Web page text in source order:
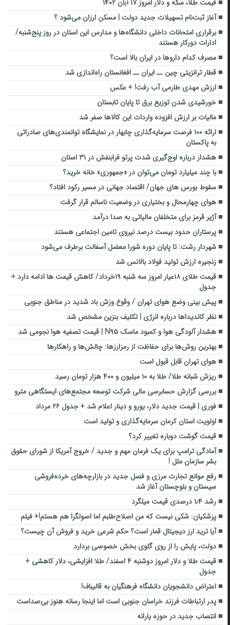
قیمت طلا، سکه و دلار امروز ۱۷ آبان ۱۴۰۲
آغاز ثبت‌نام تسهیلات جدید دولت | مسکن ارزان ‌می‌شود ؟
برقراری امتحانات داخلی دانشگاه‌ها و مدارس این استان در روز پنج‌شنبه/
ادارات دورکار هستند
مصرف کدام داروها در ایران بالا است؟
قطار ترانزیتی چین ــ ایران ــ افغانستان راه‌اندازی شد
ارزش مهدی طارمی آب رفت! + عکس
خورشیدی شدن توزیع برق تا پایان تابستان
مالیات بر ارزش افزوده واردات این کالاها صفر شد
ارائه ۱۰۰ فرصت سرمایه‌گذاری چابهار در نمایشگاه توانمندی‌های صادراتی
به پاکستان
هشدار درباره اوج‌گیری شدت پرتو فرابنفش در ۳۱ استان
با چند میلیارد تومان می‌توان در «جمهوری» خانه خرید؟
سقوط بورس های جهان/ اقتصاد جهانی در مسیر رکود افتاد؟
هوای چهارمحال و بختیاری در وضعیت ناسالم قرار گرفت
آژیر قرمز برای متخلفان مالیاتی به صدا درآمد
پرستاران حدود بیست درصد نیروی تامین اجتماعی هستند
شهردار رشت: تا پایان دوره شورا معضل آسفالت برطرف می‌شود
زنجیره ارزش تولید فولاد بالانس شد
قیمت طلای ۱۸عیار امروز سه شنبه ۱۹خرداد/ کاهش قیمت ها ادامه دارد +
جدول
پیش بینی وضع هوای تهران / وقوع وزش باد شدید در مناطق جنوبی
نظر کاندیداها درباره انرژی | تکلیف بنزین مشخص شد
هشدار آلودگی هوا و کمبود ماسک N۹۵ | قیمت تصفیه هوا نجومی شد
بهترین روش‌ها برای حفاظت از رمزارزها: چالش‌ها و راهکارها
هوای تهران قابل قبول است
ریزش شبانه طلا/ طلا به ۱۰ میلیون و ۴۰۰ هزار تومان رسید
بررسی گزارش حسابرسی مالی شرکت توسعه مجتمع‌های ایستگاهی مترو
فوری | قیمت جدید دلار، یورو و دینار اعلام شد + جدول ۲۶ مرداد
اولویت استان کرمان سرمایه‌گذاری و تولید است
قیمت گوشت دوباره تغییر کرد؟
آمادگی ترامپ برای یک فرمان مهم و جدید / خروج آمریکا از شورای حقوق
بشر سازمان ملل !
رفع موانع تجارت مرزی و فصل جدید در بازارچه‌های خرده‌فروشی
سیستان و بلوچستان آغاز شد
رشد ۱٫۴ درصدی قیمت میلگرد
پزشکیان: شکی نیست که من اصلاح‌طلبم اما اصولگرا هم هستم!+ فیلم
آیا ترید ارز دیجیتال قمار است؟ حکم شرعی خرید و فروش آن چیست؟
دولت، پایش را از روی گلوی بخش خصوصی بردارد
قیمت طلا و دلار امروز دوشنبه ۴ اسفند/ طلا افزایشی، دلار کاهشی +
جدول
اعتراض دانشجویان دانشگاه فرهنگیان به قالیباف!
پدر ارتباطات فرزند خراسان جنوبی است اما اینجا رسانه هنوز بی‌صداست
انتصاب جدید در حوزه یارانه